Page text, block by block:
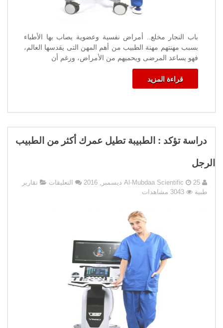
باب النجار مخلع.. أمراض نفسية وعضوية يصاب بها الأطباء
بسبب مهنتهم مهنة الطبيب من أهم المهن التى يقدسها العالم،
فهو يساعد المرضى ويحميهم من الأمراض، ورغم أن
قراءة المزيد
دراسة تؤكد : الطبيبة تطيل عمرك أكثر من الطبيب
الرجل
Al-Mubdaa Scientific 25 ديسمبر, 2016 التعليقات علىتقارير
طبية
3043 مشاهدات